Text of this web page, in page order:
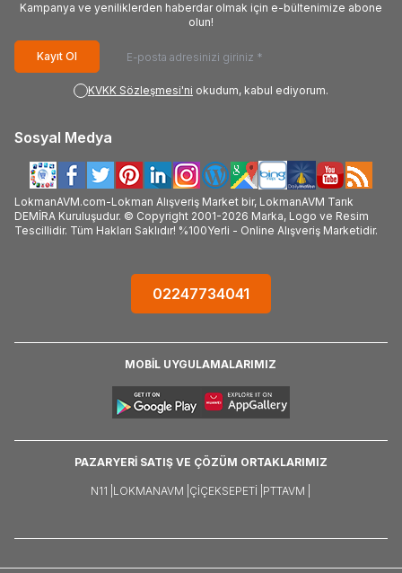
Kampanya ve yeniliklerden haberdar olmak için e-bültenimize abone
olun!
Kayıt Ol
KVKK Sözleşmesi'ni okudum, kabul ediyorum.
Sosyal Medya
LokmanAVM.com-Lokman Alışveriş Market bir, LokmanAVM Tarık
DEMİRA Kuruluşudur. © Copyright 2001-2026 Marka, Logo ve Resim
Tescillidir. Tüm Hakları Saklıdır! %100Yerli - Online Alışveriş Marketidir.
02247734041
MOBİL UYGULAMALARIMIZ
PAZARYERİ SATIŞ VE ÇÖZÜM ORTAKLARIMIZ
N11 | LOKMANAVM | ÇIÇEKSEPETI | PTTAVM |